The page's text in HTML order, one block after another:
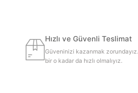
Hızlı ve Güvenli Teslimat
Güveninizi kazanmak
bir o kadar da hızlı olmalıyız.